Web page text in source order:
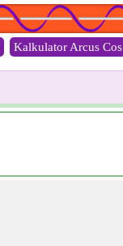
Kalkulator Arcus Cos